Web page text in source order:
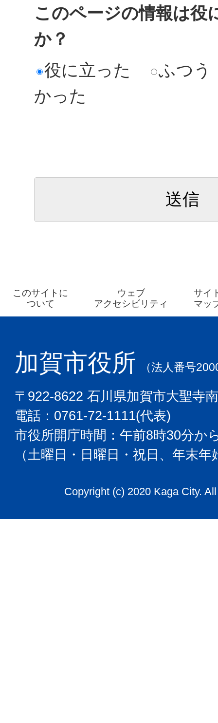
このページの情報は役
か？
役に立った
ふつう
かった
このサイトに
ついて
ウェブ
アクセシビリティ
サイ
マッ
加賀市役所 （法人番号
〒922-8622 石川県加賀市大聖寺
電話：0761-72-1111(代表)
市役所開庁時間：午前8時30分か
（土曜日・日曜日・祝日、年末
Copyright (c) 2020 Kaga City.